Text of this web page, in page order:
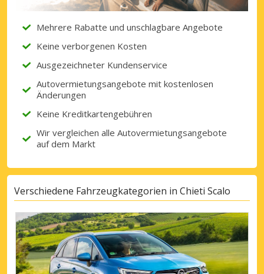
Mehrere Rabatte und unschlagbare Angebote
Keine verborgenen Kosten
Ausgezeichneter Kundenservice
Autovermietungsangebote mit kostenlosen
Änderungen
Keine Kreditkartengebühren
Wir vergleichen alle Autovermietungsangebote
auf dem Markt
Verschiedene Fahrzeugkategorien in Chieti Scalo